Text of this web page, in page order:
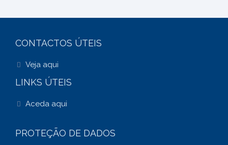
CONTACTOS ÚTEIS
Veja aqui
LINKS ÚTEIS
Aceda aqui
PROTEÇÃO DE DADOS